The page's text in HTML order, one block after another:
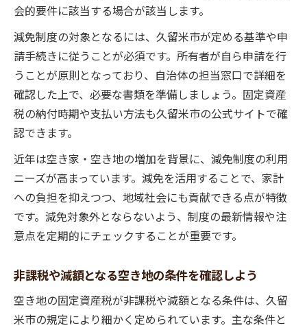
会的要件に該当する場合が該当します。
減免制度の対象となるには、久留米市が定める基準や申
請手続きに従うことが必須です。所有者が自ら申請を行
うことが原則となっており、自治体の担当窓口で詳細を
確認した上で、必要な書類を準備しましょう。固定資産
税の納付時期や支払い方法も久留米市の公式サイトで確
認できます。
近年は空き家・空き地の増加を背景に、減免制度の利用
ニーズが高まっています。減免を活用することで、家計
への負担を抑えつつ、地域社会にも貢献できる点が特徴
です。減免対象外とならないよう、制度の最新情報や注
意点を定期的にチェックすることが重要です。
非課税や減額となる空き地の条件を確認しよう
空き地の固定資産税が非課税や減額となる条件は、久留
米市の規定により細かく定められています。主な条件と